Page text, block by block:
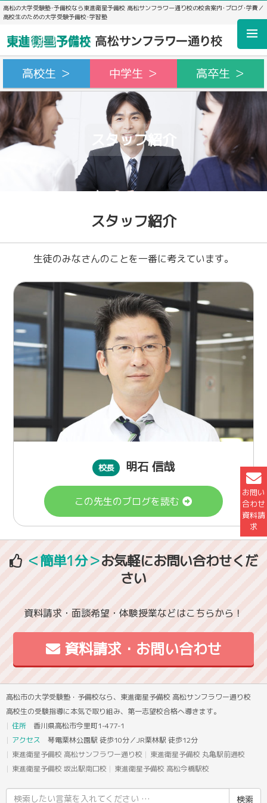
高松の大学受験塾･予備校なら東進衛星予備校 高松サンフラワー通り校の校舎案内･ブログ･学費／
高校生のための大学受験予備校･学習塾
高校生 ＞ 中学生 ＞ 高卒生 ＞
お問い
合わせ
資料請
求
スタッフ紹介
スタッフ紹介
生徒のみなさんのことを一番に考えています。
校長 明石 信哉
この先生のブログを読む
＜簡単1分＞お気軽にお問い合わせくだ
さい
資料請求・面談希望・体験授業などはこちらから！
資料請求・お問い合わせ
高松市の大学受験塾・予備校なら、東進衛星予備校 高松サンフラワー通り校
高校生の受験指導に本気で取り組み、第一志望校合格へ導きます。
住所 香川県高松市今里町1-477-1
アクセス 琴電栗林公園駅 徒歩10分／JR栗林駅 徒歩12分
東進衛星予備校 高松サンフラワー通り校
東進衛星予備校 丸亀駅前通校
東進衛星予備校 坂出駅南口校
東進衛星予備校 高松今橋駅校